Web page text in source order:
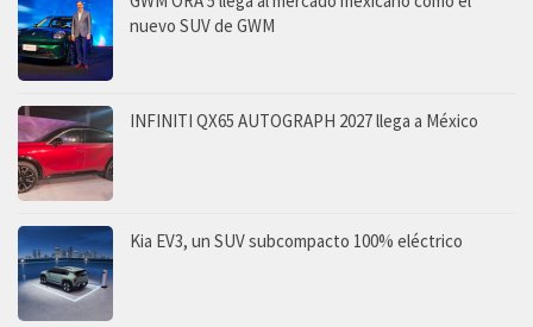
nuevo SUV de GWM
INFINITI QX65 AUTOGRAPH 2027 llega a México
Kia EV3, un SUV subcompacto 100% eléctrico